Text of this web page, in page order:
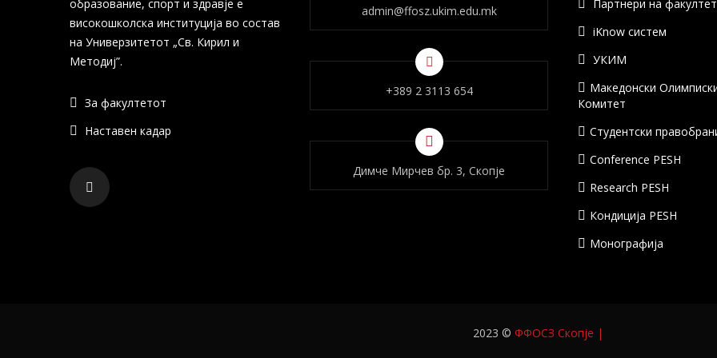
образование, спорт и здравје е
високошколска институција во состав
на Универзитетот „Св. Кирил и
Методиј”.
За факултетот
Наставен кадар
admin@ffosz.ukim.edu.mk
+389 2 3113 654
Димче Мирчев бр. 3, Скопје
Партнери на
iKnow систем
УКИМ
Македонски
Комитет
Студентски
Conference PESH
Research PESH
Кондиција PESH
Монографија
2023 © ФФОСЗ Скопје |